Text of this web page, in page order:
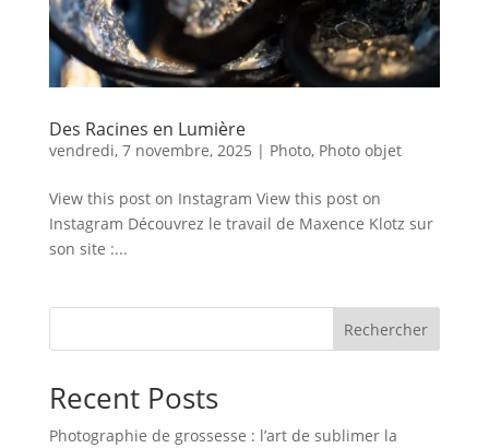
Des Racines en Lumière
vendredi, 7 novembre, 2025 | Photo, Photo objet
View this post on Instagram View this post on
Instagram Découvrez le travail de Maxence Klotz sur
son site :...
Rechercher
Recent Posts
Photographie de grossesse : l’art de sublimer la